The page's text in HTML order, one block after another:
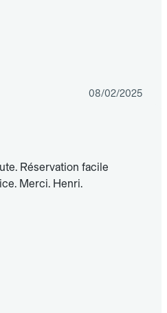
08/02/2025
Réservation facile
Merci. Henri.